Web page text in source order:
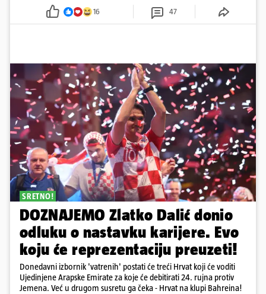
16 47
SRETNO!
DOZNAJEMO Zlatko Dalić donio
odluku o nastavku karijere. Evo
koju će reprezentaciju preuzeti!
Donedavni izbornik 'vatrenih' postati će treći Hrvat koji će voditi
Ujedinjene Arapske Emirate za koje će debitirati 24. rujna protiv
Jemena. Već u drugom susretu ga čeka - Hrvat na klupi Bahreina!